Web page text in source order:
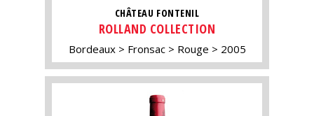
CHÂTEAU FONTENIL
ROLLAND COLLECTION
Bordeaux Fronsac Rouge 2005